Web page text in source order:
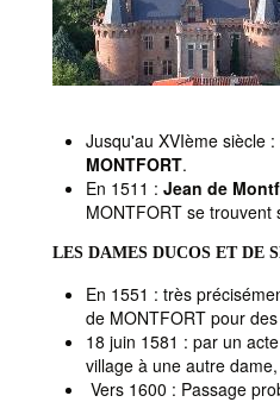
Jusqu'au XVIème siècle
MONTFORT.
En 1511 : Jean de
MONTFORT se trouvent
LES DAMES DUCOS ET DE
En 1551 : très
de MONTFORT pour
18 juin 1581 : par un
village à une autre dame,
Vers 1600 : Passage